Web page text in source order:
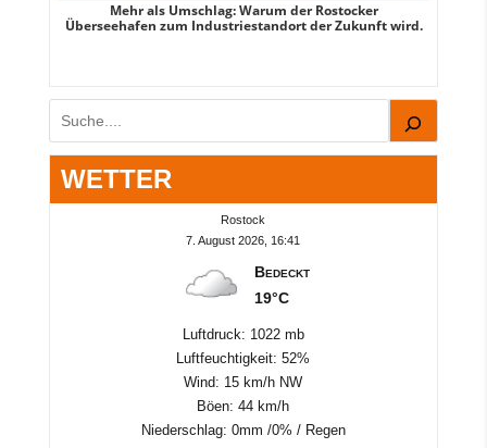
Mehr als Umschlag: Warum der Rostocker
Überseehafen zum Industriestandort der Zukunft wird.
Suchen
WETTER
Rostock
7. August 2026, 16:41
Bedeckt
19°C
Luftdruck: 1022 mb
Luftfeuchtigkeit: 52%
Wind: 15 km/h NW
Böen: 44 km/h
Niederschlag: 0mm /0% / Regen